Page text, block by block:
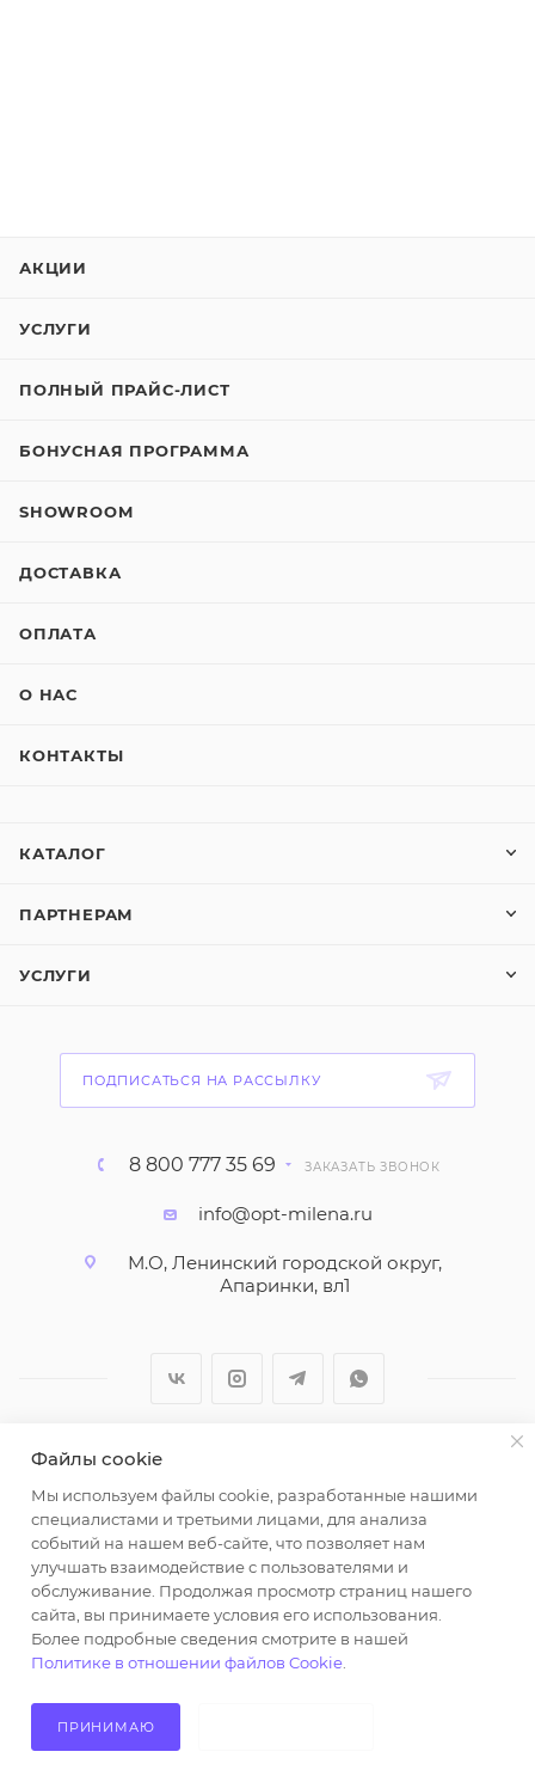
АКЦИИ
УСЛУГИ
ПОЛНЫЙ ПРАЙС-ЛИСТ
БОНУСНАЯ ПРОГРАММА
SHOWROOM
ДОСТАВКА
ОПЛАТА
О НАС
КОНТАКТЫ
КАТАЛОГ
ПАРТНЕРАМ
УСЛУГИ
ПОДПИСАТЬСЯ НА РАССЫЛКУ
8 800 777 35 69 ЗАКАЗАТЬ ЗВОНОК
info@opt-milena.ru
М.О, Ленинский городской округ,
Апаринки, вл1
2026 © ООО "Вайт Текстиль групп"
Любая информация на сайте носит справочный
характер и не является публичной офертой
определяемой положениями пункта 2 статьи 437
Гражданского кодекса Российской Федерации.
Использование любых материалов, опубликованных
на https://opt-milena.ru, допустимо только при
наличии письменного разрешения редакции и
активной ссылки на https://opt-milena.ru
Файлы cookie
Мы используем файлы cookie, разработанные нашими
специалистами и третьими лицами, для анализа
событий на нашем веб-сайте, что позволяет нам
улучшать взаимодействие с пользователями и
обслуживание. Продолжая просмотр страниц нашего
сайта, вы принимаете условия его использования.
Более подробные сведения смотрите в нашей
Политике в отношении файлов Cookie
ПРИНИМАЮ